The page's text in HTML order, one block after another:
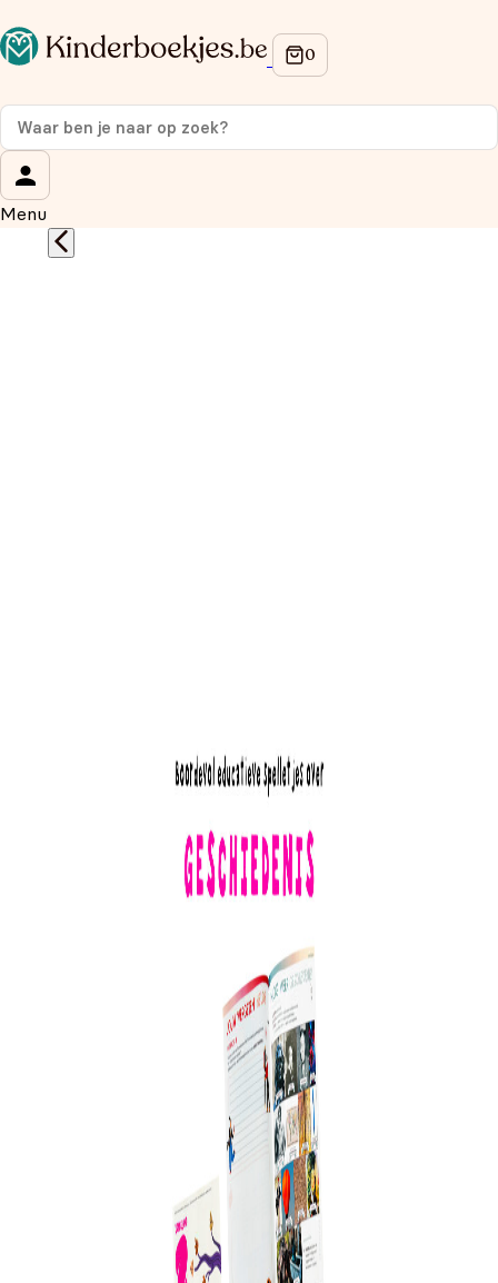
Menu
Op de hoogte blijven van onze acties?
Meld je aan voor onze nieuwsbrief en ontvang
korting
Wat is je voornaam?
Wat is je e-mailadres?